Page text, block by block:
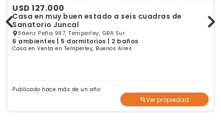
USD 127.000
Casa en muy buen estado a seis cuadras de
Sanatorio Juncal
Sáenz Peña 987, Temperley, GBA Sur
6 ambientes | 5 dormitorios | 2 baños
Casa en Venta en Temperley, Buenos Aires
Publicado hace más de un año
Ver propiedad